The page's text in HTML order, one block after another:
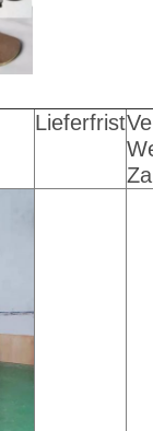
Lieferfrist